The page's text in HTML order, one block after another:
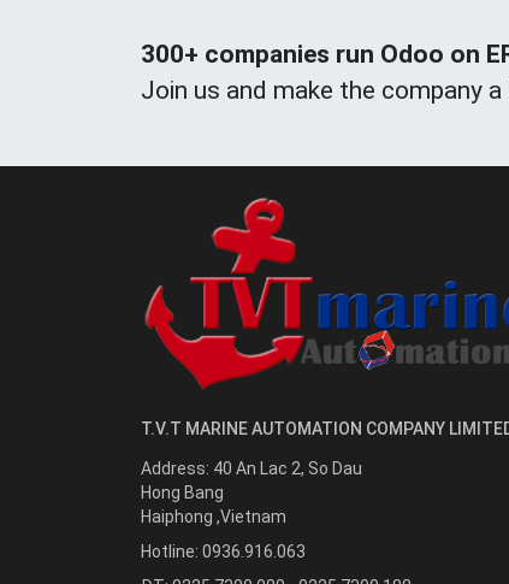
300+ companies run Odoo on
Join us and make the company
T.V.T MARINE AUTOMATION COMPANY
Address: 40 An Lac 2, So Dau
Hong Bang
Haiphong ,Vietnam
Hotline: 0936.916.063